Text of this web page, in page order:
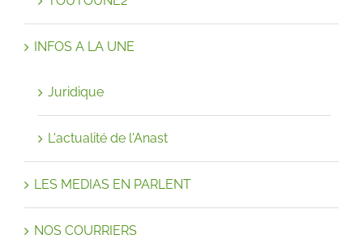
INFOS A LA UNE
Juridique
L'actualité de l'Anast
LES MEDIAS EN PARLENT
NOS COURRIERS